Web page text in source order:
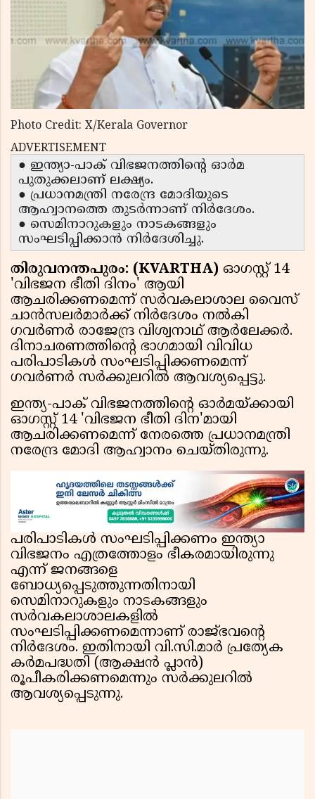
Photo Credit: X/Kerala Governor
ADVERTISEMENT
● ഇന്ത്യാ-പാക് വിഭജനത്തിന്റെ ഓർമ
പുതുക്കലാണ് ലക്ഷ്യം.
● പ്രധാനമന്ത്രി നരേന്ദ്ര മോദിയുടെ
ആഹ്വാനത്തെ തുടർന്നാണ് നിർദേശം.
● സെമിനാറുകളും നാടകങ്ങളും
സംഘടിപ്പിക്കാൻ നിർദേശിച്ചു.
തിരുവനന്തപുരം: (KVARTHA) ഓഗസ്റ്റ് 14
'വിഭജന ഭീതി ദിനം' ആയി
ആചരിക്കണമെന്ന് സർവകലാശാല വൈസ്
ചാൻസലർമാർക്ക് നിർദേശം നൽകി
ഗവർണർ രാജേന്ദ്ര വിശ്വനാഥ് ആർലേക്കർ.
ദിനാചരണത്തിൻ്റെ ഭാഗമായി വിവിധ
പരിപാടികൾ സംഘടിപ്പിക്കണമെന്ന്
ഗവർണർ സർക്കുലറിൽ ആവശ്യപ്പെട്ടു.
ഇന്ത്യ-പാക് വിഭജനത്തിന്റെ ഓർമയ്ക്കായി
ഓഗസ്റ്റ് 14 'വിഭജന ഭീതി ദിന'മായി
ആചരിക്കണമെന്ന് നേരത്തെ പ്രധാനമന്ത്രി
നരേന്ദ്ര മോദി ആഹ്വാനം ചെയ്തിരുന്നു.
പരിപാടികൾ സംഘടിപ്പിക്കണം ഇന്ത്യാ
വിഭജനം എത്രത്തോളം ഭീകരമായിരുന്നു
എന്ന് ജനങ്ങളെ
ബോധ്യപ്പെടുത്തുന്നതിനായി
സെമിനാറുകളും നാടകങ്ങളും
സർവകലാശാലകളിൽ
സംഘടിപ്പിക്കണമെന്നാണ് രാജ്ഭവൻ്റെ
നിർദേശം. ഇതിനായി വി.സി.മാർ പ്രത്യേക
കർമപദ്ധതി (ആക്ഷൻ പ്ലാൻ)
രൂപീകരിക്കണമെന്നും സർക്കുലറിൽ
ആവശ്യപ്പെടുന്നു.